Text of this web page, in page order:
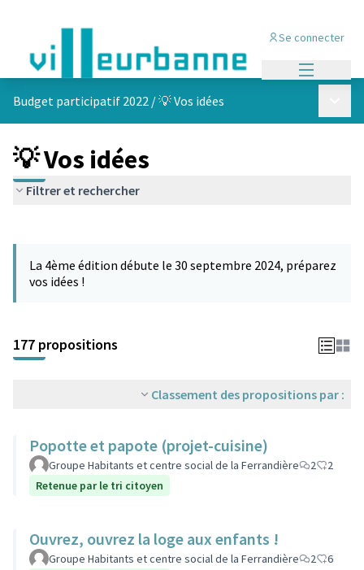
Se connecter
Budget participatif 2022 /💡 Vos idées
💡 Vos idées
Filtrer et rechercher
−
La 4ème édition débute le 30 septembre 2024, préparez
vos idées !
177 propositions
Classement des propositions par :
Popotte et papote (projet-cuisine)
Groupe Habitants et centre social de la Ferrandière 2
2
Retenue par le tri citoyen
Ouvrez, ouvrez la loge aux enfants !
Groupe Habitants et centre social de la Ferrandière 2
6